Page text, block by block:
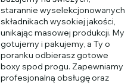
starannie wyselekcjonowanych
składnikach wysokiej jakości,
unikając masowej produkcji. My
gotujemy i pakujemy, a Ty o
poranku odbierasz gotowe
boxy spod progu. Zapewniamy
profesjonalną obsługę oraz